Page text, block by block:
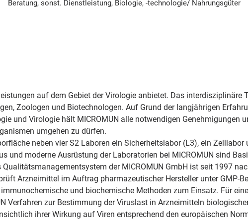
Beratung, sonst. Dienstleistung, Biologie, -technologie/ Nahrungsgüter
auf dem Gebiet der Virologie anbietet. Das interdisziplinäre
Zoologen und Biotechnologen. Auf Grund der langjährigen
und Virologie hält MICROMUN alle notwendigen Genehmigungen
umgehen zu dürfen.
neben vier S2 Laboren ein Sicherheitslabor (L3), ein Zelllabor
und moderne Ausrüstung der Laboratorien bei MICROMUN sind
der MICROMUN GmbH ist seit 1997
Arzneimittel im Auftrag pharmazeutischer Hersteller unter GMP-
und biochemische Methoden zum Einsatz. Für
Verfahren zur Bestimmung der Viruslast in Arzneimitteln
ihrer Wirkung auf Viren entsprechend den europäischen